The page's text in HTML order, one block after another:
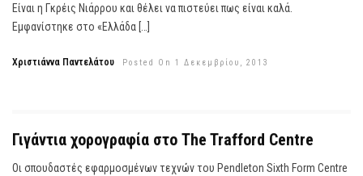
Είναι η Γκρέις Νιάρρου και θέλει να πιστεύει πως είναι καλά.
Εμφανίστηκε στο «Ελλάδα […]
Χριστιάννα Παντελάτου Posted On 1 Δεκεμβρίου, 2013
Γιγάντια χορογραφία στο The Trafford Centre
Οι σπουδαστές εφαρμοσμένων τεχνών του Pendleton Sixth Form Centre